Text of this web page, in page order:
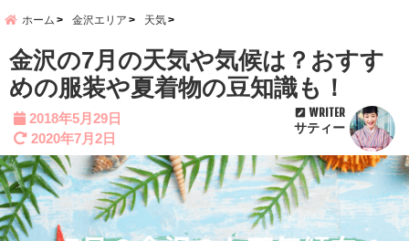
ホーム 金沢エリア 天気
金沢の7月の天気や気候は？おすす
めの服装や夏着物の豆知識も！
2018年5月29日
2020年7月2日
WRITER
サティー